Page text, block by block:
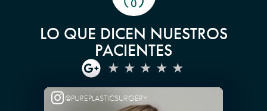
LO QUE DICEN NUESTROS
PACIENTES
@PUREPLASTICSURGERY